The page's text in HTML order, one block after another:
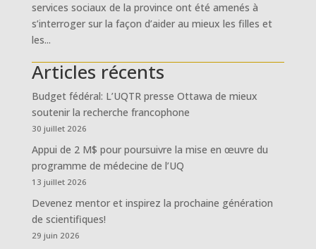
services sociaux de la province ont été amenés à
s’interroger sur la façon d’aider au mieux les filles et
les...
Articles récents
Budget fédéral: L’UQTR presse Ottawa de mieux
soutenir la recherche francophone
30 juillet 2026
Appui de 2 M$ pour poursuivre la mise en œuvre du
programme de médecine de l’UQ
13 juillet 2026
Devenez mentor et inspirez la prochaine génération
de scientifiques!
29 juin 2026